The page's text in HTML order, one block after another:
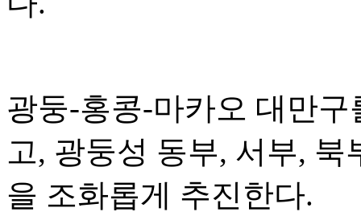
광둥-홍콩-마카오 대만
고, 광둥성 동부, 서부,
을 조화롭게 추진한다.